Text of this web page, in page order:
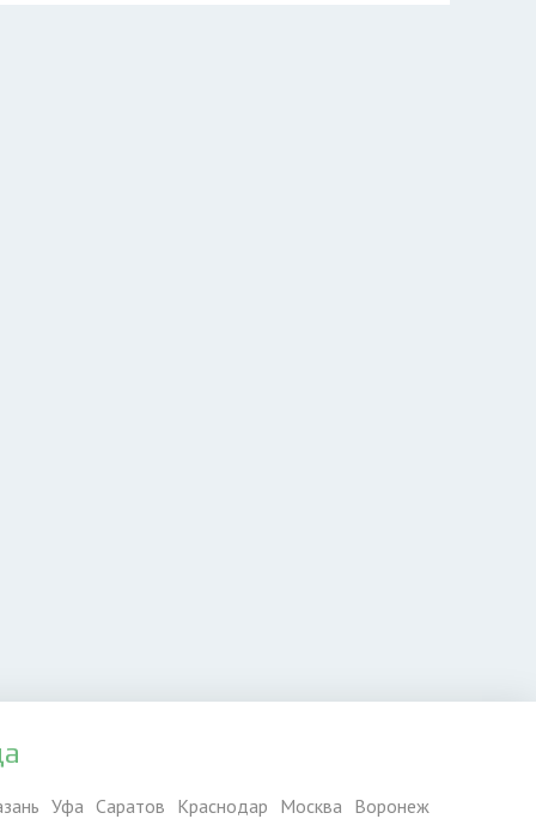
Уфа Саратов Краснодар Москва Воронеж